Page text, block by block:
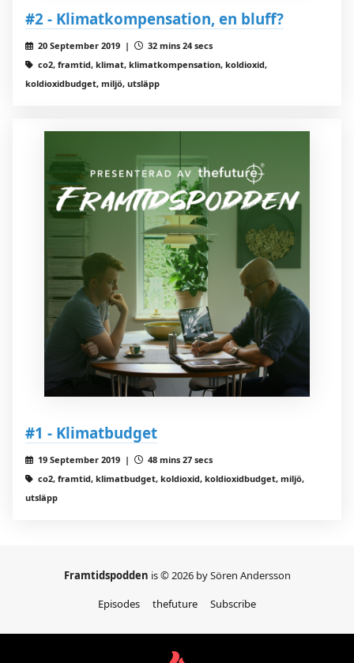
#2 - Klimatkompensation, en bluff?
20 September 2019 |
32 mins 24 secs
co2, framtid, klimat, klimatkompensation, koldioxid,
koldioxidbudget, miljö, utsläpp
#1 - Klimatbudget
19 September 2019 |
48 mins 27 secs
co2, framtid, klimatbudget, koldioxid, koldioxidbudget, miljö,
utsläpp
Framtidspodden is © 2026 by Sören Andersson
Episodes
thefuture Subscribe